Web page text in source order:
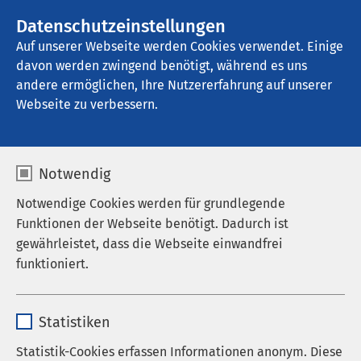
Datenschutzeinstellungen
Auf unserer Webseite werden Cookies verwendet. Einige
davon werden zwingend benötigt, während es uns
andere ermöglichen, Ihre Nutzererfahrung auf unserer
Webseite zu verbessern.
Notwendig
Notwendige Cookies werden für grundlegende
Funktionen der Webseite benötigt. Dadurch ist
gewährleistet, dass die Webseite einwandfrei
funktioniert.
Anbieter sgalinski
Statistiken
Statistik-Cookies erfassen Informationen anonym. Diese
AMEOS Ambulantes Klinikum Bremerhaven
AMEOS als Arbeitgeber
Arbeiten in unserer AMEOS
Gruppe
Dank der Präsenz in den Bereichen Somatik,
Interessierten vielfältige Einsatzmöglichkeiten. In